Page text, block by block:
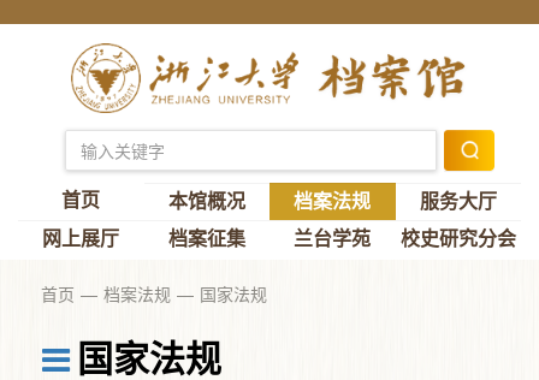
首页 本馆概况 档案法规
服务大厅
网上展厅
档案征集 兰台学苑 校史研究分会
首页 档案法规 国家法规
国家法规